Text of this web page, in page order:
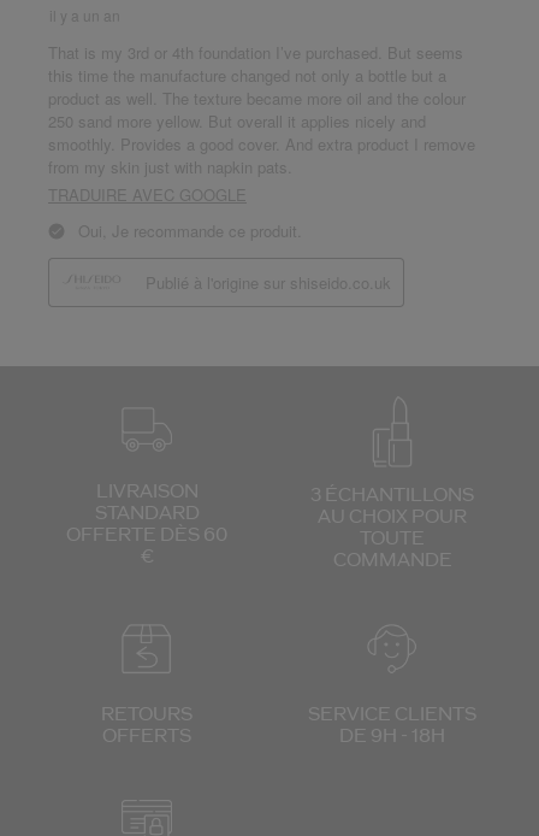
LIVRAISON
STANDARD
OFFERTE DÈS 60
€
3 ÉCHANTILLONS
AU CHOIX POUR
TOUTE
COMMANDE
RETOURS
OFFERTS
SERVICE CLIENTS
DE 9H - 18H